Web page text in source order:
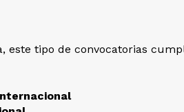
este tipo de convocatorias